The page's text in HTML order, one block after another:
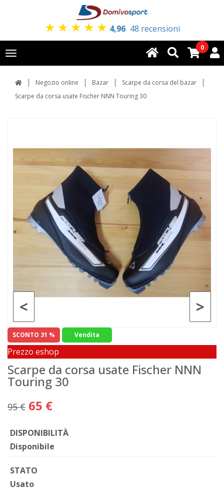
★ ★ ★ ★ ★ 4,96 48 recensioni
Toggle
navigation
0
Negozio online Bazar
Scarpe da corsa del bazar
Scarpe da corsa usate Fischer NNN Touring 30
>
<
SCONTO 31 % Vendita
Prezzo eshop
Scarpe da corsa usate Fischer NNN
Touring 30
95 € 65 €
DISPONIBILITÀ
Disponibile
STATO
Usato